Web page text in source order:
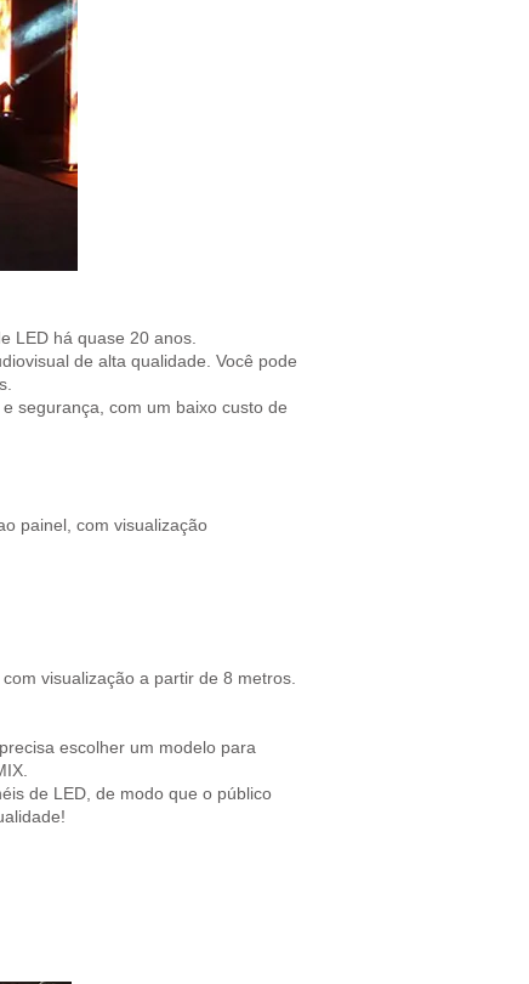
LED há quase 20 anos.
de alta qualidade. Você pode
segurança, com um baixo custo de
painel, com visualização
visualização a partir de 8 metros.
escolher um modelo para
de LED, de modo que o público